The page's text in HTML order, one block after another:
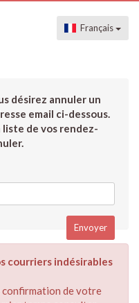
Français
désirez annuler un
email ci-dessous.
liste de vos rendez-
courriers indésirables
confirmation de votre